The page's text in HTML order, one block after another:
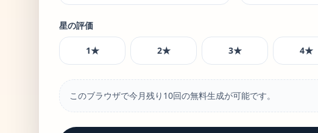
星の評価
1★ 2★ 3★ 4★
このブラウザで今月残り10回の無料生成が可能です。